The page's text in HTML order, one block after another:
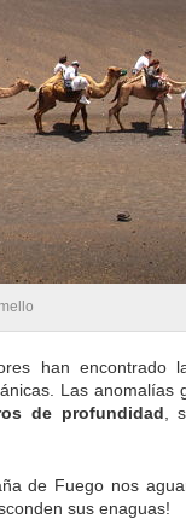
han encontrado
Las anomalías
de profundidad ,
de Fuego nos
sus enaguas!